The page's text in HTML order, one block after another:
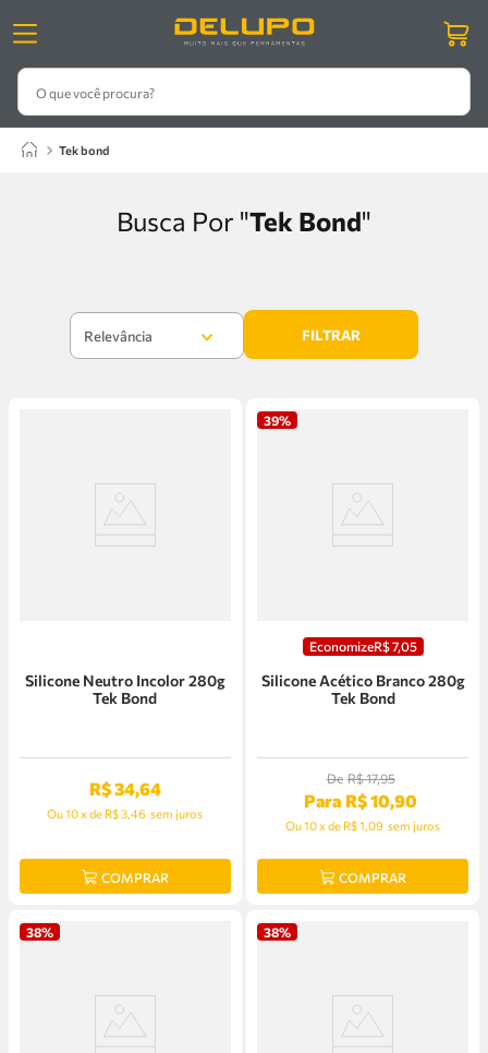
O que você procura?
tek bond
Tek Bond
Relevância FILTRAR
Silicone Neutro Incolor 280g
Tek Bond
R$34,64
Ou10xde R$ 3,46 sem juros
COMPRAR
39%
EconomizeR$7,05
Silicone Acético Branco 280g
Tek Bond
De R$17,95
Para R$10,90
Ou10xde R$ 1,09 sem juros
COMPRAR
38% 38%